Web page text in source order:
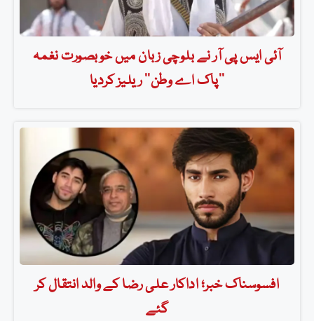
آئی ایس پی آر نے بلوچی زبان میں خوبصورت نغمہ
’’پاک اے وطن‘‘ ریلیز کردیا
افسوسناک خبر؛ اداکار علی رضا کے والد انتقال کر
گئے